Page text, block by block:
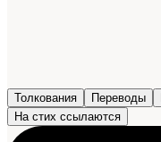
Толкования Переводы
На стих ссылаются